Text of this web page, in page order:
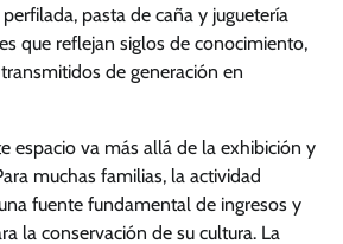
pasta de caña y juguetería
que reflejan siglos de conocimiento,
de generación en
espacio va más allá de la exhibición y
muchas familias, la actividad
fuente fundamental de ingresos y
la conservación de su cultura. La